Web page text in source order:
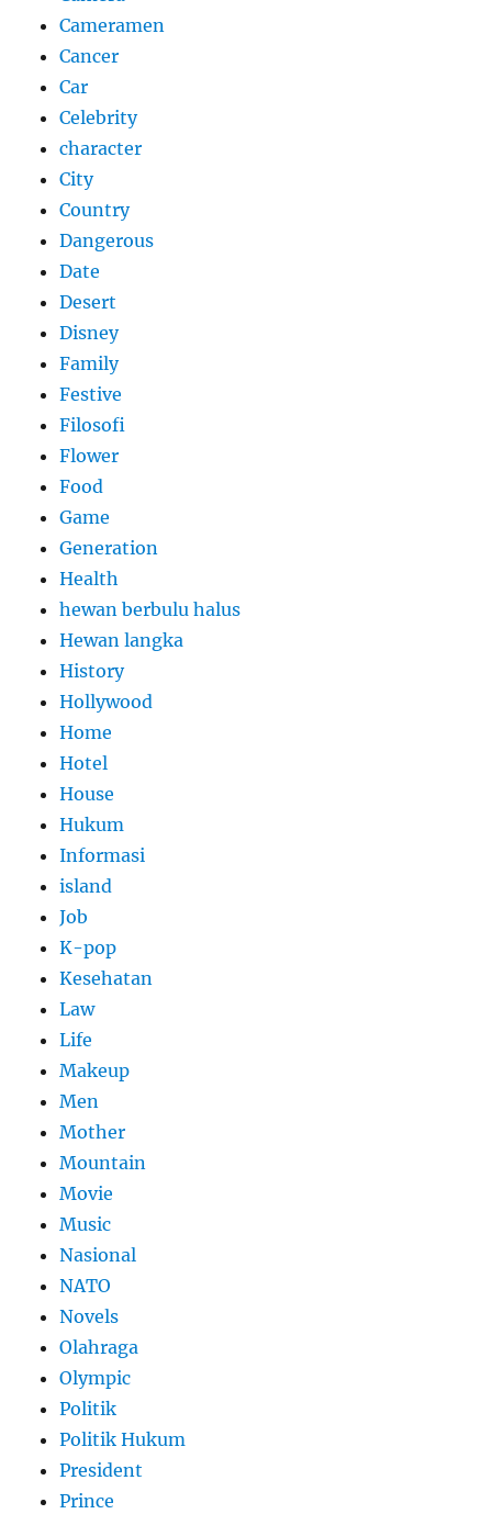
Cameramen
Cancer
Car
Celebrity
character
City
Country
Dangerous
Date
Desert
Disney
Family
Festive
Filosofi
Flower
Food
Game
Generation
Health
hewan berbulu halus
Hewan langka
History
Hollywood
Home
Hotel
House
Hukum
Informasi
island
Job
K-pop
Kesehatan
Law
Life
Makeup
Men
Mother
Mountain
Movie
Music
Nasional
NATO
Novels
Olahraga
Olympic
Politik
Politik Hukum
President
Prince